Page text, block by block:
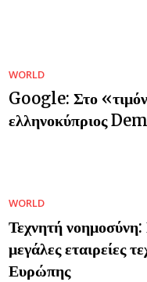
WORLD
Google: Στο
ελληνοκύπριος
WORLD
Τεχνητή νοημοσύνη:
μεγάλες εταιρείες
Ευρώπης